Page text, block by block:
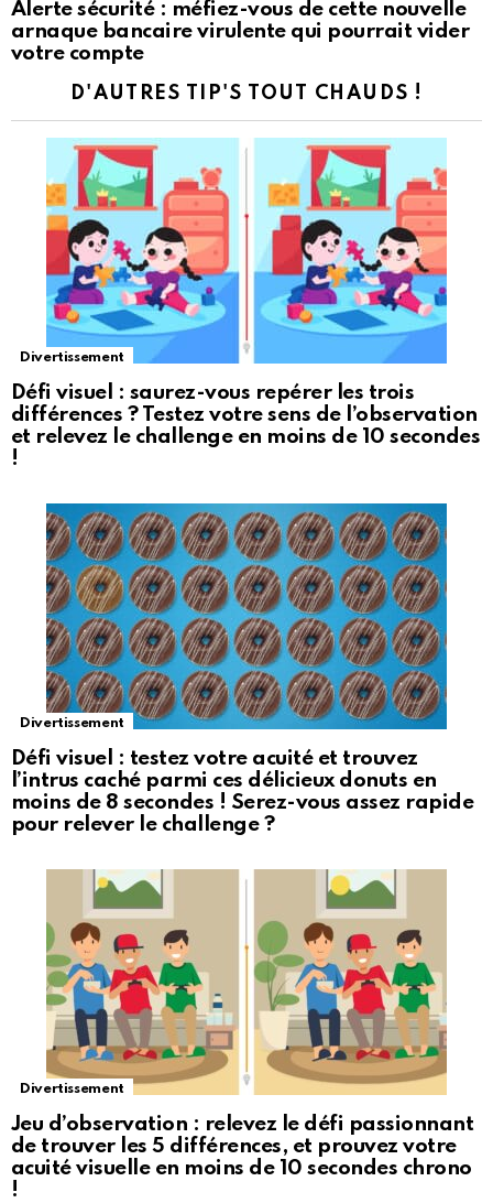
Alerte sécurité : méfiez-vous de cette nouvelle
arnaque bancaire virulente qui pourrait vider
votre compte
D'AUTRES TIP'S TOUT CHAUDS !
Divertissement
Défi visuel : saurez-vous repérer les trois
différences ? Testez votre sens de l’observation
et relevez le challenge en moins de 10 secondes
!
Divertissement
Défi visuel : testez votre acuité et trouvez
l’intrus caché parmi ces délicieux donuts en
moins de 8 secondes ! Serez-vous assez rapide
pour relever le challenge ?
Divertissement
Jeu d’observation : relevez le défi passionnant
de trouver les 5 différences, et prouvez votre
acuité visuelle en moins de 10 secondes chrono
!